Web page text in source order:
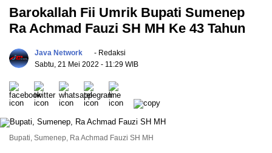
Barokallah Fii Umrik Bupati Sumenep
Ra Achmad Fauzi SH MH Ke 43 Tahun
Java Network
- Redaksi
Sabtu, 21 Mei 2022 - 11:29 WIB
Bupati, Sumenep, Ra Achmad Fauzi SH MH